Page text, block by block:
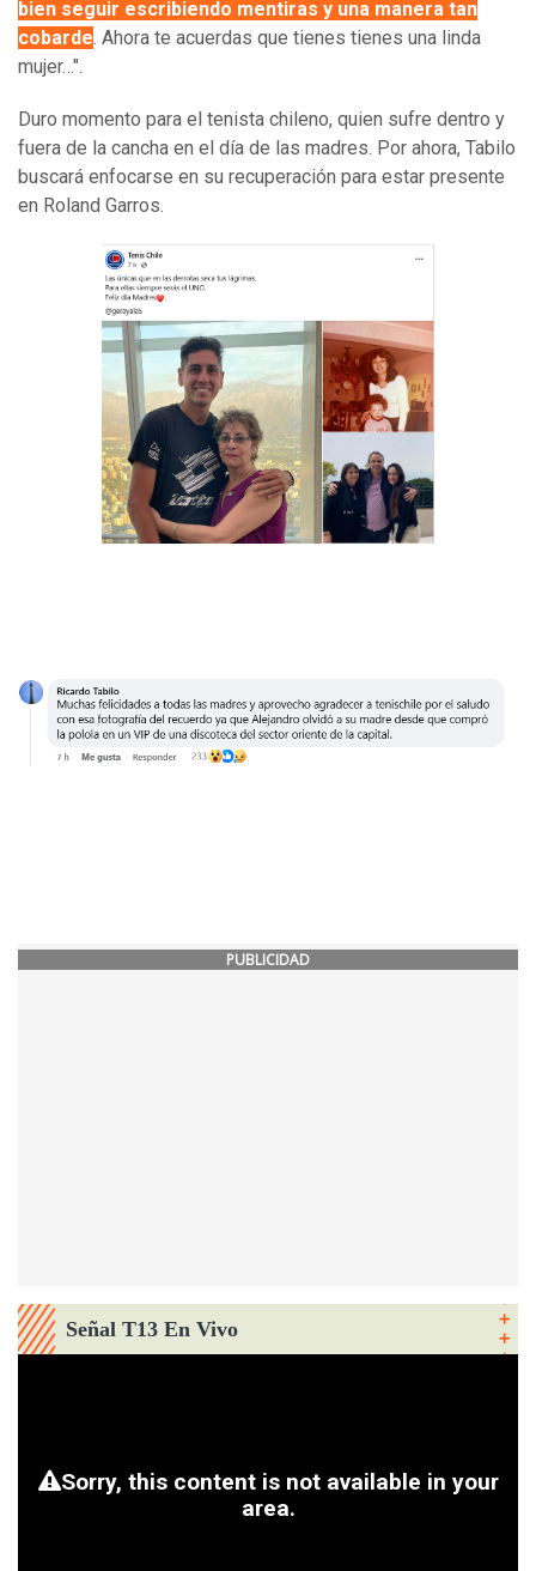
bien seguir escribiendo mentiras y una manera tan
cobarde. Ahora te acuerdas que tienes tienes una linda
mujer…".
Duro momento para el tenista chileno, quien sufre dentro y
fuera de la cancha en el día de las madres. Por ahora, Tabilo
buscará enfocarse en su recuperación para estar presente
en Roland Garros.
PUBLICIDAD
Señal T13 En Vivo